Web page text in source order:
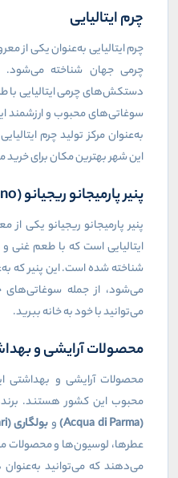
چرم ایتالیایی
چرم ایتالیایی به‌عنوان یکی از
چرمی جهان شناخته
دستکش‌های چرمی ایتالیایی با
سوغاتی‌های محبوب و ارزشمند
به‌عنوان مرکز تولید چرم
این شهر بهترین مکان برای
پنیر پارمیجانو ریجیانو (Parmigiano Reggiano)
پنیر پارمیجانو ریجیانو یکی
ایتالیایی است که با طعم
شناخته شده است. این پنیر که
می‌شود، از جمله سوغاتی‌های
می‌توانید با خود به خانه ببرید.
محصولات آرایشی و
محصولات آرایشی و بهداشتی
محبوب این کشور هستند.
(Acqua di Parma)
وبولگاری (Bvlgari)
عطرها، لوسیون‌ها و محصولات
می‌دهند که می‌توانید به‌عنوان